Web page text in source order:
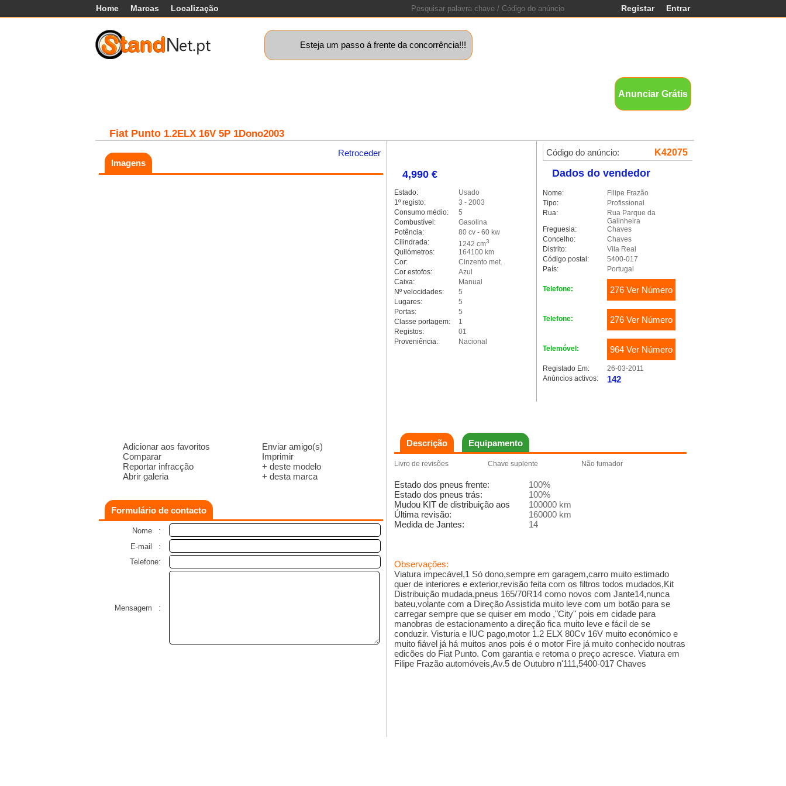
Home Marcas Localização Entrar
Registar
Esteja um passo á frente da concorrência!!!
Anunciar Grátis
Fiat Punto 1.2ELX 16V 5P 1Dono2003
Retroceder
Imagens
Adicionar aos favoritos
Comparar
Reportar infracção
Abrir galeria
Enviar amigo(s)
Imprimir
+ deste modelo
+ desta marca
Formulário de contacto
Nome
:
E-mail
:
Telefone:
Mensagem :
4,990 €
Estado:
Usado
1º registo:
3 - 2003
Consumo médio:
5
Combustível:
Gasolina
Potência:
80 cv - 60 kw
Cilindrada:
1242 cm3
Quilómetros:
164100 km
Cor:
Cinzento met.
Cor estofos:
Azul
Caixa:
Manual
Nº velocidades:
5
Lugares:
5
Portas:
5
Classe portagem:
1
Registos:
01
Proveniência:
Nacional
Descrição Equipamento
Livro de revisões Chave suplente Não fumador
Estado dos pneus frente:
100%
Estado dos pneus trás:
100%
Mudou KIT de distribuição aos
100000 km
Última revisão:
160000 km
Medida de Jantes:
14
Observações:
Viatura impecável,1 Só dono,sempre em garagem,carro muito estimado
quer de interiores e exterior,revisão feita com os filtros todos mudados,Kit
Distribuição mudada,pneus 165/70R14 como novos com Jante14,nunca
bateu,volante com a Direção Assistida muito leve com um botão para se
carregar sempre que se quiser em modo ,"City" pois em cidade para
manobras de estacionamento a direção fica muito leve e fácil de se
conduzir. Visturia e IUC pago,motor 1.2 ELX 80Cv 16V muito económico e
muito fiável já há muitos anos pois é o motor Fire já muito conhecido noutras
edicões do Fiat Punto. Com garantia e retoma o preço acresce. Viatura em
Filipe Frazão automóveis,Av.5 de Outubro n'111,5400-017 Chaves
K42075
Código do anúncio:
Dados do vendedor
Nome:
Filipe Frazão
Tipo:
Profissional
Rua:
Rua Parque da
Galinheira
Freguesia:
Chaves
Concelho:
Chaves
Distrito:
Vila Real
Código postal:
5400-017
País:
Portugal
Telefone: 276 Ver Número
Telefone: 276 Ver Número
Telemóvel: 964 Ver Número
Registado Em:
26-03-2011
Anúncios activos:
142